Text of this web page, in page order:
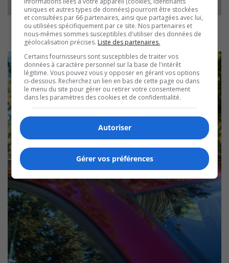
uniques et autres types de données) pourront être stockées
et consultées par 66 partenaires, ainsi que partagées avec lui,
ou utilisées spécifiquement par ce site. Nos partenaires et
nous-mêmes sommes susceptibles d'utiliser des données de
géolocalisation précises. Liste des partenaires.
Certains fournisseurs sont susceptibles de traiter vos
données à caractère personnel sur la base de l'intérêt
légitime. Vous pouvez vous y opposer en gérant vos options
ci-dessous. Recherchez un lien en bas de cette page ou dans
le menu du site pour gérer ou retirer votre consentement
dans les paramètres des cookies et de confidentialité.
Autoriser
Gérer vos préférences